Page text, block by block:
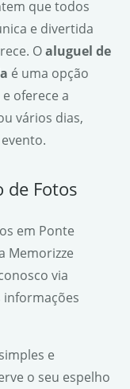
que todos
e divertida
Oaluguel de
é uma opção
oferece a
vários dias,
de Fotos
em Ponte
Memorizze
via
e
o seu espelho